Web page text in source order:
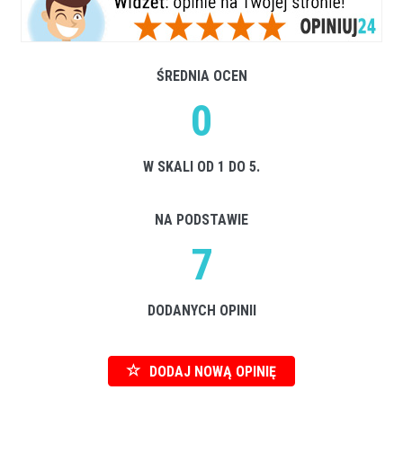
ŚREDNIA OCEN
0
W SKALI OD 1 DO 5.
NA PODSTAWIE
7
DODANYCH OPINII
DODAJ NOWĄ OPINIĘ